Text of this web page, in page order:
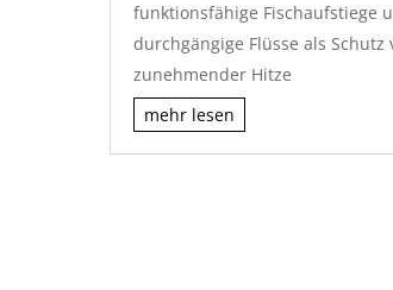
funktionsfähige Fischaufstiege
durchgängige Flüsse als Schutz
zunehmender Hitze
mehr lesen